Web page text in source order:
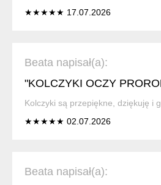
★★★★★ 17.07.2026
Beata napisał(a):
"KOLCZYKI OCZY
Kolczyki są przepiękne, dziękuję i
★★★★★ 02.07.2026
Beata napisał(a):